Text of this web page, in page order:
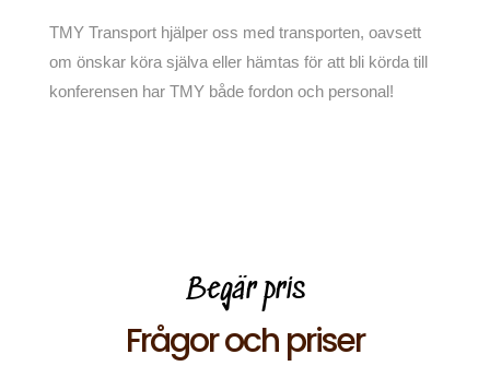
TMY Transport hjälper oss med transporten, oavsett
om önskar köra själva eller hämtas för att bli körda till
konferensen har TMY både fordon och personal!
Begär pris
Frågor och priser